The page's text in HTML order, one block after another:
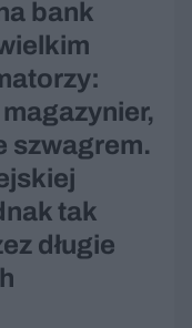
bank
szwagrem.
tak
długie